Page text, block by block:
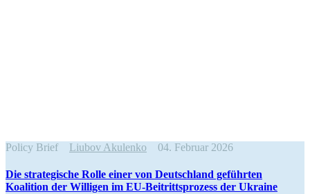
Policy Brief Liubov Akulenko 04. Februar 2026
Die strate­gische Rolle einer von Deutschland geführten
Koalition der Willigen im EU-Beitritts­prozess der Ukraine